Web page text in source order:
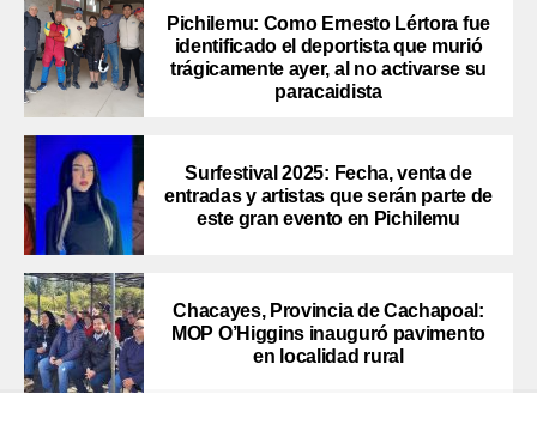
Pichilemu: Como Ernesto Lértora fue
identificado el deportista que murió
trágicamente ayer, al no activarse su
paracaidista
Surfestival 2025: Fecha, venta de
entradas y artistas que serán parte de
este gran evento en Pichilemu
Chacayes, Provincia de Cachapoal:
MOP O’Higgins inauguró pavimento
en localidad rural